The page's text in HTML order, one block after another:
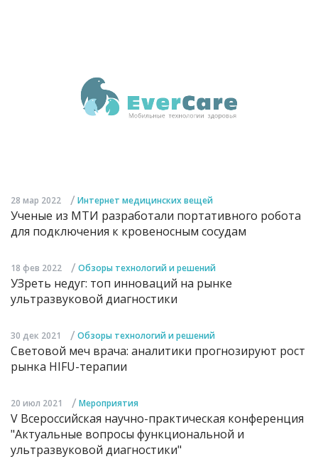
28 мар 2022 / Интернет медицинских вещей
Ученые из МТИ разработали портативного робота
для подключения к кровеносным сосудам
18 фев 2022 / Обзоры технологий и решений
УЗреть недуг: топ инноваций на рынке
ультразвуковой диагностики
30 дек 2021 / Обзоры технологий и решений
Световой меч врача: аналитики прогнозируют рост
рынка HIFU-терапии
20 июл 2021 / Мероприятия
V Всероссийская научно-практическая конференция
"Актуальные вопросы функциональной и
ультразвуковой диагностики"